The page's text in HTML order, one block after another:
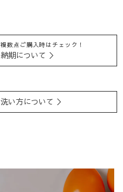
複数点ご購入時はチェック！
納期について ＞
洗い方について ＞